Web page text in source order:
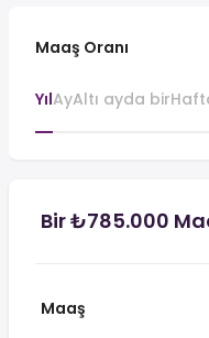
Maaş Oranı
YılAyAltı ayda bir
Bir ₺785.000
Maaş